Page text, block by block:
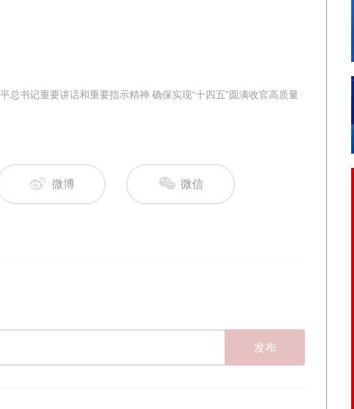
总书记重要讲话和重要指示精神 确保实现“十四五”圆满收官高质量
微博 微信
发布